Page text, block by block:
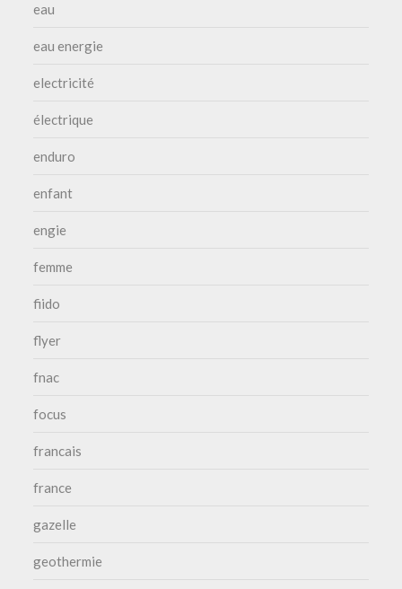
eau
eau energie
electricité
électrique
enduro
enfant
engie
femme
fiido
flyer
fnac
focus
francais
france
gazelle
geothermie